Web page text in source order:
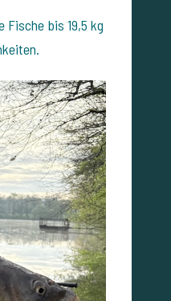
Fische bis 19,5 kg